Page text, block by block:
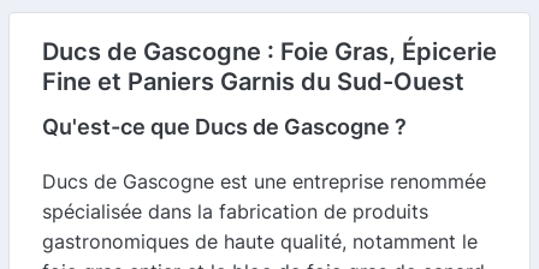
Ducs de Gascogne : Foie Gras, Épicerie
Fine et Paniers Garnis du Sud-Ouest
Qu'est-ce que Ducs de Gascogne ?
Ducs de Gascogne est une entreprise renommée
spécialisée dans la fabrication de produits
gastronomiques de haute qualité, notamment le